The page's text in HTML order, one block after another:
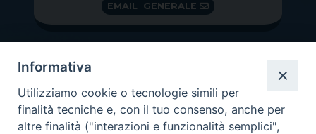
EMAIL GENERALE
Informativa
Utilizziamo cookie o tecnologie simili per
finalità tecniche e, con il tuo consenso, anche per
altre finalità ("interazioni e funzionalità semplici",